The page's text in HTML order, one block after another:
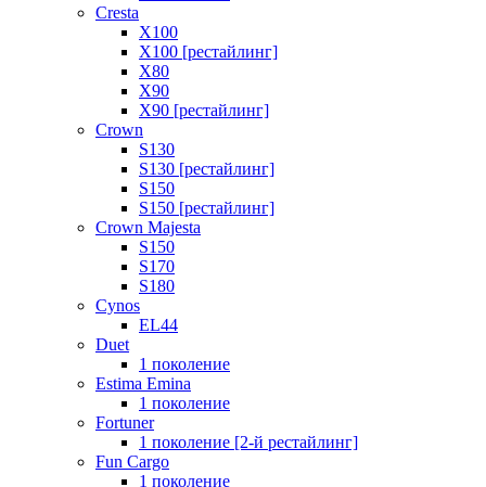
Cresta
X100
X100 [рестайлинг]
X80
X90
X90 [рестайлинг]
Crown
S130
S130 [рестайлинг]
S150
S150 [рестайлинг]
Crown Majesta
S150
S170
S180
Cynos
EL44
Duet
1 поколение
Estima Emina
1 поколение
Fortuner
1 поколение [2-й рестайлинг]
Fun Cargo
1 поколение